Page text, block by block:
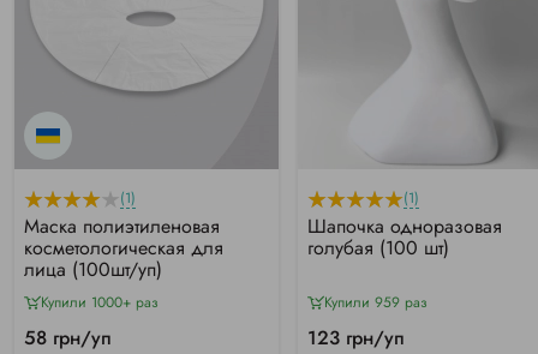
(1)
Маска полиэтиленовая
косметологическая для
лица (100шт/уп)
Купили 1000+ раз
58 грн/уп
(1)
Шапочка одноразовая
голубая (100 шт)
Купили 959 раз
123 грн/уп